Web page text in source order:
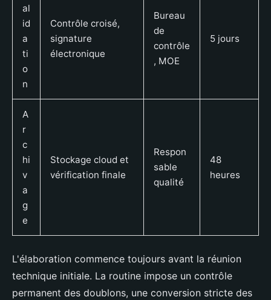
al
id
a
ti
o
n
Contrôle croisé,
signature
électronique
Bureau
de
contrôle
, MOE
5 jours
A
r
c
hi
v
a
g
e
Stockage cloud et
vérification finale
Respon
sable
qualité
48
heures
L'élaboration commence toujours avant la réunion
technique initiale. La routine impose un contrôle
permanent des doublons, une conversion stricte des